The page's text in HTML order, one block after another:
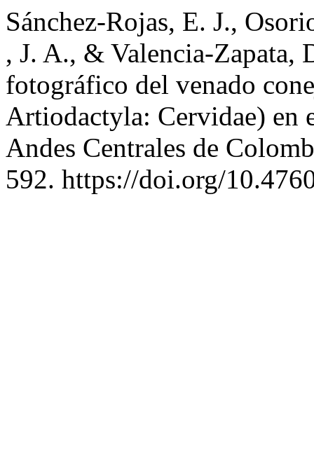
Sánchez-Rojas, E. J.,
, J. A., & Valencia-Zapata,
fotográfico del venado
Artiodactyla: Cervidae) en
Andes Centrales de
592. https://doi.org/